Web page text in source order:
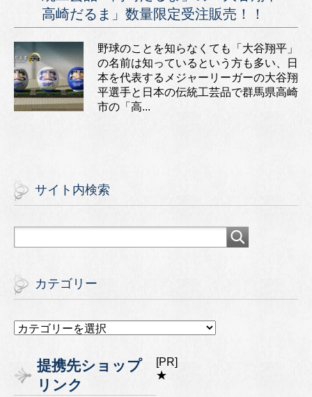
高崎だるま」数量限定受注販売！！
野球のことを知らなくても「大谷翔平」
の名前は知っているという方も多い、日
本を代表するメジャーリーガーの大谷翔
平選手と日本の伝統工芸品で群馬県高崎
市の「高...
サイト内検索
カテゴリー
カ
リ
ー
提携先ショップ
リンク
[PR]
★